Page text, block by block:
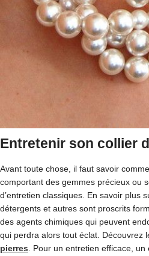
Entretenir son collier
Avant toute chose, il faut savoir
comportant des gemmes précieux ou
d’entretien classiques. En savoir plus
détergents et autres sont proscrits
des agents chimiques qui peuvent
qui perdra alors tout éclat. Découvrez
pierres. Pour un entretien efficace,